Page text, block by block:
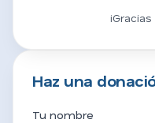
Haz una
Tu nombre